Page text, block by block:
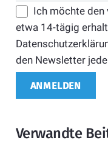
Ich möchte
etwa 14-tägig
den Newsletter
Verwandte